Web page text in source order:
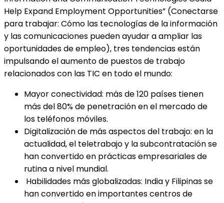
Help Expand Employment Opportunities” (Conectarse
para trabajar: Cómo las tecnologías de la información
y las comunicaciones pueden ayudar a ampliar las
oportunidades de empleo), tres tendencias están
impulsando el aumento de puestos de trabajo
relacionados con las TIC en todo el mundo:
Mayor conectividad: más de 120 países tienen
más del 80% de penetración en el mercado de
los teléfonos móviles.
Digitalización de más aspectos del trabajo: en la
actualidad, el teletrabajo y la subcontratación se
han convertido en prácticas empresariales de
rutina a nivel mundial.
Habilidades más globalizadas: India y Filipinas se
han convertido en importantes centros de